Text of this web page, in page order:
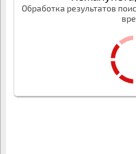
Обработка результатов